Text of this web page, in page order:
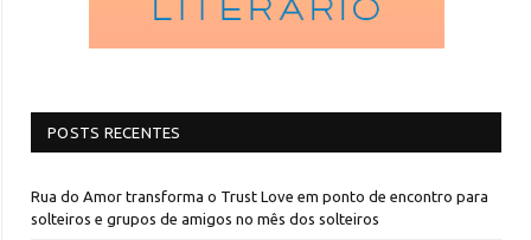
POSTS RECENTES
Rua do Amor transforma o Trust Love em ponto de encontro para
solteiros e grupos de amigos no mês dos solteiros